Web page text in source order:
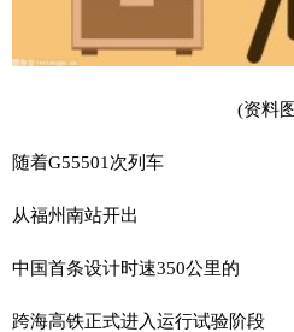
(资料
随着G55501次列车
从福州南站开出
中国首条设计时速350公里的
跨海高铁正式进入运行试验阶段